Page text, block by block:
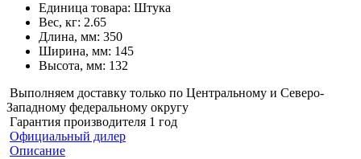
Единица товара: Штука
Вес, кг: 2.65
Длина, мм: 350
Ширина, мм: 145
Высота, мм: 132
Выполняем доставку только по Центральному и Северо-
Западному федеральному округу
Гарантия производителя 1 год
Официальный дилер
Описание